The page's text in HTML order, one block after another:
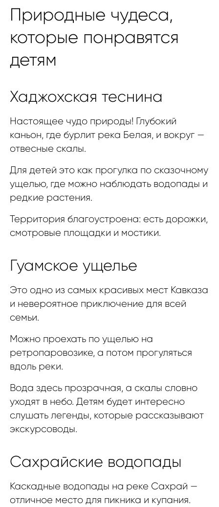
Природные чудеса,
которые понравятся
детям
Хаджохская теснина
Настоящее чудо природы! Глубокий
каньон, где бурлит река Белая, и вокруг —
отвесные скалы.
Для детей это как прогулка по сказочному
ущелью, где можно наблюдать водопады и
редкие растения.
Территория благоустроена: есть дорожки,
смотровые площадки и мостики.
Гуамское ущелье
Это одно из самых красивых мест Кавказа
и невероятное приключение для всей
семьи.
Можно проехать по ущелью на
ретропаровозике, а потом прогуляться
вдоль реки.
Вода здесь прозрачная, а скалы словно
уходят в небо. Детям будет интересно
слушать легенды, которые рассказывают
экскурсоводы.
Сахрайские водопады
Каскадные водопады на реке Сахрай —
отличное место для пикника и купания.